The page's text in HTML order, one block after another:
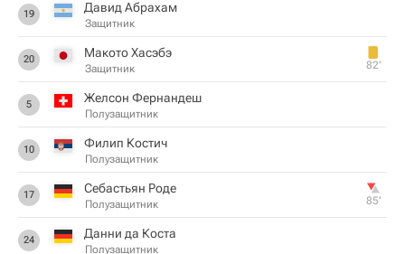
19 Давид Абрахам
Защитник
20 Макото Хасэбэ
Защитник 82‎’‎
5 Желсон Фернандеш
Полузащитник
10 Филип Костич
Полузащитник
17 Себастьян Роде
Полузащитник 85‎’‎
24 Данни да Коста
Полузащитник